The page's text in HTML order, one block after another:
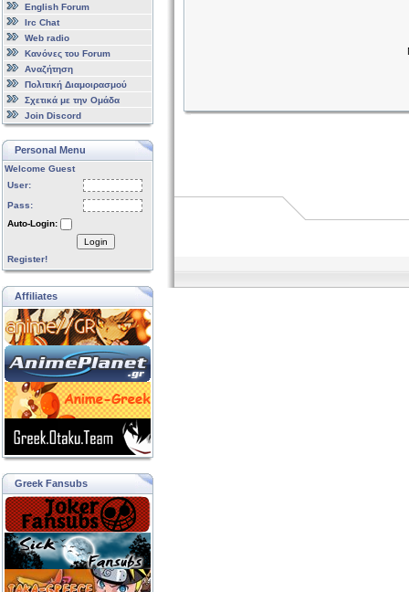
English Forum
Irc Chat
Web radio
Κανόνες του Forum
Αναζήτηση
Πολιτική Διαμοιρασμού
Σχετικά με την Ομάδα
Join Discord
Personal Menu
Welcome Guest
User:
Pass:
Auto-Login:
Login
Register!
Affiliates
Greek Fansubs